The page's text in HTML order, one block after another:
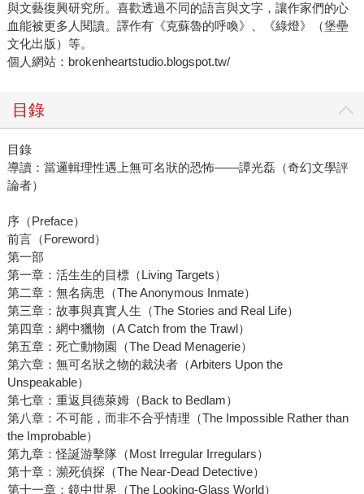
與文藝復興研究所。喜歡透過不同的語言與文字，讓作家們的心
血能被更多人閱讀。譯作有《克蘇魯的呼喚》、《綠燈》（堡壘
文化出版）等。
個人網站：brokenheartstudio.blogspot.tw/
目錄
目錄
導讀：當邏輯理性遇上無可名狀的恐怖——譚光磊（奇幻文學評
論者）
序（Preface）
前言（Foreword）
第一部
第一章：活生生的目標（Living Targets）
第二章：無名病患（The Anonymous Inmate）
第三章：故事與真實人生（The Stories and Real Life）
第四章：網中獵物（A Catch from the Trawl）
第五章：死亡動物園（The Dead Menagerie）
第六章：無可名狀之物的裁決者（Arbiters Upon the
Unspeakable）
第七章：重返貝德萊姆（Back to Bedlam）
第八章：不可能，而非不合乎情理（The Impossible Rather than
the Improbable）
第九章：怪誕游擊隊（Most Irregular Irregulars）
第十章：瀕死偵探（The Near-Dead Detective）
第十一章：鏡中世界（The Looking-Glass World）